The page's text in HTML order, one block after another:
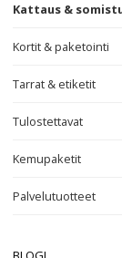
Kattaus &
Kortit & paketointi
Tarrat & etiketit
Tulostettavat
Kemupaketit
Palvelutuotteet